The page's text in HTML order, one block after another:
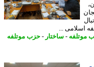
...
-ساختار-حزب موتلفه